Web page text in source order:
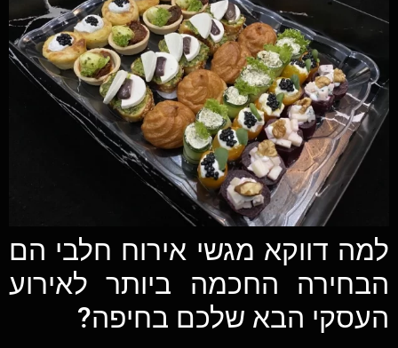
למה דווקא מגשי אירוח חלבי הם
הבחירה החכמה ביותר לאירוע
העסקי הבא שלכם בחיפה?